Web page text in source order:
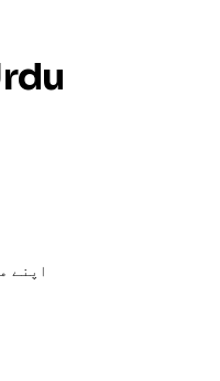
اپنے